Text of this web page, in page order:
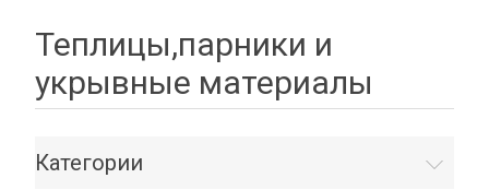
Теплицы,парники и
укрывные материалы
Категории